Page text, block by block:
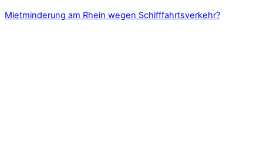
Mietminderung am Rhein wegen Schifffahrtsverkehr?